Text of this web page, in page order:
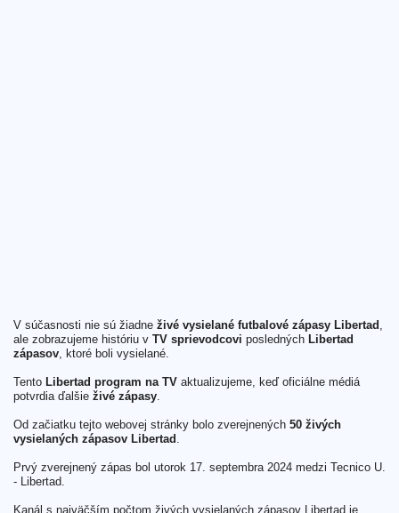
V súčasnosti nie sú žiadne živé vysielané futbalové zápasy Libertad ,
ale zobrazujeme históriu v TV sprievodcovi posledných Libertad
zápasov, ktoré boli vysielané.
Tento Libertad program na TV aktualizujeme, keď oficiálne médiá
potvrdia ďalšie živé zápasy.
Od začiatku tejto webovej stránky bolo zverejnených 50 živých
vysielaných zápasov Libertad .
Prvý zverejnený zápas bol utorok 17. septembra 2024 medzi Tecnico U.
- Libertad.
Kanál s najväčším počtom živých vysielaných zápasov Libertad je